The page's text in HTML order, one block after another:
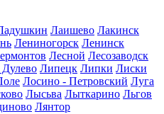
Лаишево Лакинск
Лениногорск Ленинск
Лесной Лесозаводск
Липецк Липки Лиски
Лосино - Петровский Луга
Лысьва Лыткарино Льгов
Лянтор